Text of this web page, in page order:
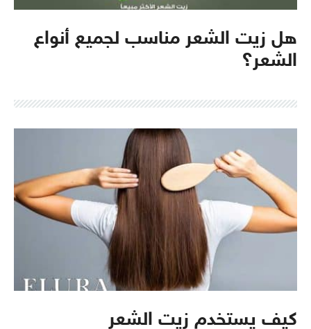
هل زيت الشعر مناسب لجميع أنواع
الشعر؟
كيف يستخدم زيت الشعر